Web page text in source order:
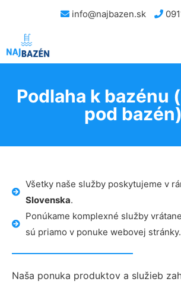
info@najbazen.sk
Podlaha k bazénu
pod
Všetky naše služby poskytujeme v
Slovenska.
Ponúkame komplexné služby
sú priamo v ponuke webovej stránky.
Naša ponuka produktov a služieb